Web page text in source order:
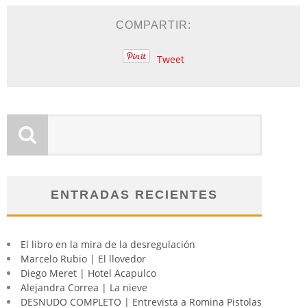
COMPARTIR:
Tweet
ENTRADAS RECIENTES
El libro en la mira de la desregulación
Marcelo Rubio | El llovedor
Diego Meret | Hotel Acapulco
Alejandra Correa | La nieve
DESNUDO COMPLETO | Entrevista a Romina Pistolas